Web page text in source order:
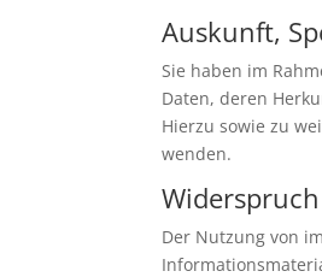
Auskunft,
Sie haben im
Daten, deren
Hierzu sowie zu
wenden.
Der Nutzung von